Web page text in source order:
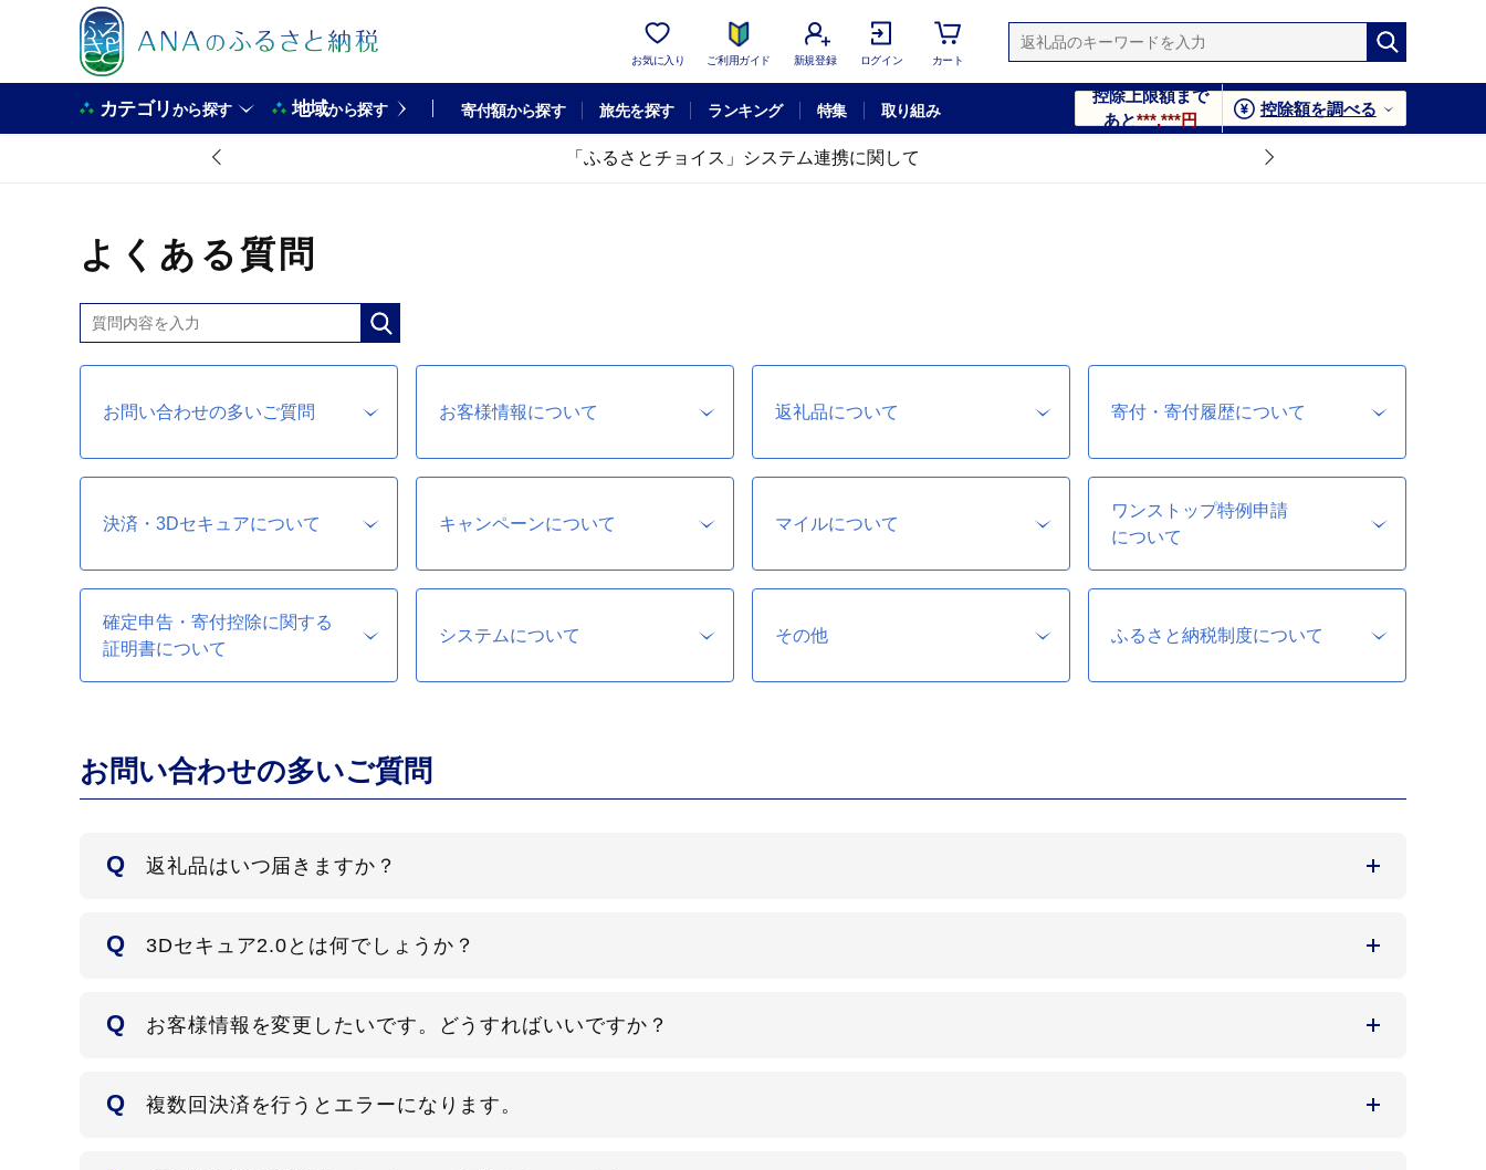
お気に入り ご利用ガイド 新規登録 ログイン カート
カテゴリから探す 地域から探す 寄付額から探す 旅先を探す ランキング 特集 取り組み
控除上限額まで
あと***,***円
控除額を調べる
「ふるさとチョイス」システム連携に関して
よくある質問
お問い合わせの多いご質問 お客様情報について 返礼品について 寄付・寄付履歴について
決済・3Dセキュアについて キャンペーンについて マイルについて
ワンストップ特例申請
について
確定申告・寄付控除に関する
証明書について
システムについて その他 ふるさと納税制度について
お問い合わせの多いご質問
返礼品はいつ届きますか？
3Dセキュア2.0とは何でしょうか？
お客様情報を変更したいです。どうすればいいですか？
複数回決済を行うとエラーになります。